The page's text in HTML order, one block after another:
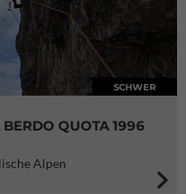
SCHWER
QUOTA 1996
Alpen